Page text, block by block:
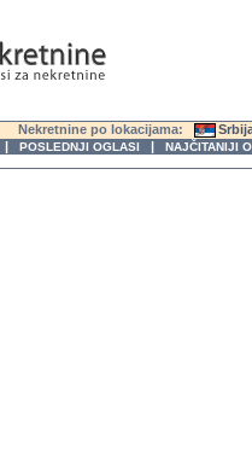
Nekretnine po lokacijama:
| POSLEDNJI OGLASI | NAJČITANIJI